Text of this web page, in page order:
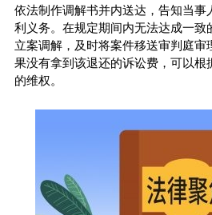
依法制作调解书并内送达，告知当事
利义务。在规定期间内无法达成一致
立案调解，及时将案件移送审判庭审
果没有拿到该退还的诉讼费，可以根
的维权。